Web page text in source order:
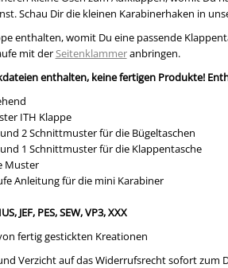
Schau Dir die kleinen Karabinerhaken in
enthalten, womit Du eine passende
mit derSeitenklammeranbringen.
enthalten, keine fertigen Produkte!
ITH Klappe
2 Schnittmuster für die Bügeltaschen
1 Schnittmuster für die Klappentasche
Muster
Anleitung für die mini Karabiner
JEF, PES, SEW, VP3, XXX
fertig gestickten Kreationen
Verzicht auf das Widerrufsrecht sofort zum